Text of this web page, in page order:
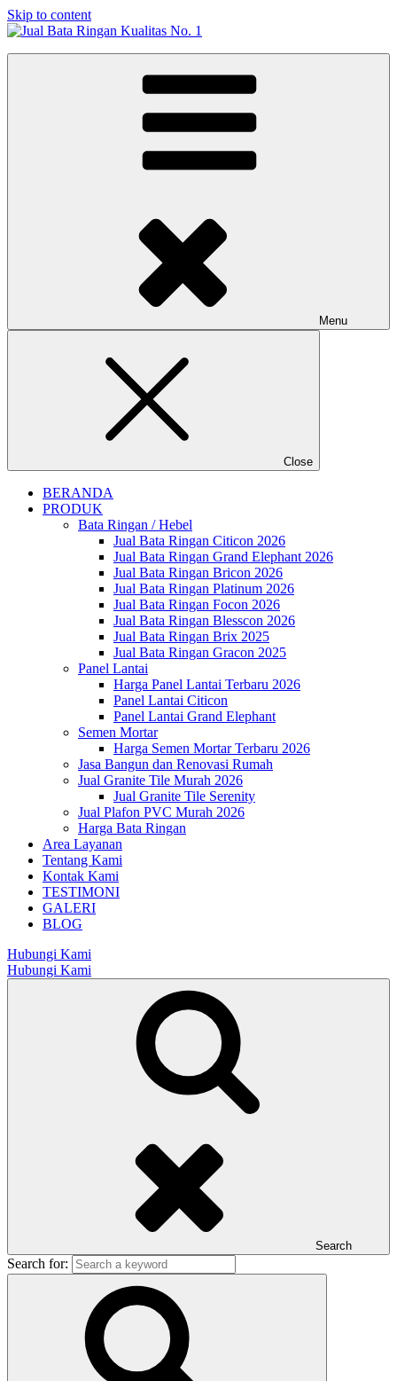
Skip to content
Jual Bata Ringan Kualitas No. 1
Menu
Close
BERANDA
PRODUK
Bata Ringan / Hebel
Jual Bata Ringan Citicon 2026
Jual Bata Ringan Grand Elephant 2026
Jual Bata Ringan Bricon 2026
Jual Bata Ringan Platinum 2026
Jual Bata Ringan Focon 2026
Jual Bata Ringan Blesscon 2026
Jual Bata Ringan Brix 2025
Jual Bata Ringan Gracon 2025
Panel Lantai
Harga Panel Lantai Terbaru 2026
Panel Lantai Citicon
Panel Lantai Grand Elephant
Semen Mortar
Harga Semen Mortar Terbaru 2026
Jasa Bangun dan Renovasi Rumah
Jual Granite Tile Murah 2026
Jual Granite Tile Serenity
Jual Plafon PVC Murah 2026
Harga Bata Ringan
Area Layanan
Tentang Kami
Kontak Kami
TESTIMONI
GALERI
BLOG
Hubungi Kami
Hubungi Kami
Search
Search for: